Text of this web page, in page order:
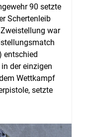
90 setzte
Schertenleib
war
entschied
der einzigen
Wettkampf
setzte